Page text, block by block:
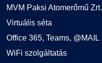
MVM Paksi Atomerőmű Zrt.
Virtuális séta
Office 365, Teams, @MAIL
WiFi szolgáltatás